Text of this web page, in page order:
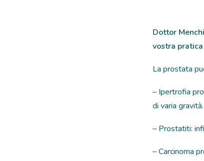
Dottor
vostra
La prostata
– Ipertrofia
di varia gravità.
– Prostatiti:
– Carcinoma